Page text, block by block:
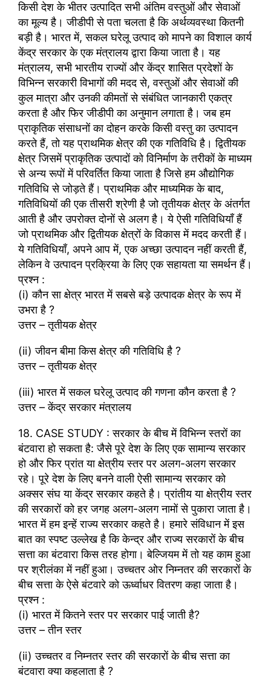
किसी देश के भीतर उत्पादित सभी अंतिम वस्तुओं और सेवाओं
का मूल्य है। जीडीपी से पता चलता है कि अर्थव्यवस्था कितनी
बड़ी है। भारत में, सकल घरेलू उत्पाद को मापने का विशाल कार्य
केंद्र सरकार के एक मंत्रालय द्वारा किया जाता है। यह
मंत्रालय, सभी भारतीय राज्यों और केंद्र शासित प्रदेशों के
विभिन्न सरकारी विभागों की मदद से, वस्तुओं और सेवाओं की
कुल मात्रा और उनकी कीमतों से संबंधित जानकारी एकत्र
करता है और फिर जीडीपी का अनुमान लगाता है। जब हम
प्राकृतिक संसाधनों का दोहन करके किसी वस्तु का उत्पादन
करते हैं, तो यह प्राथमिक क्षेत्र की एक गतिविधि है। द्वितीयक
क्षेत्र जिसमें प्राकृतिक उत्पादों को विनिर्माण के तरीकों के माध्यम
से अन्य रूपों में परिवर्तित किया जाता है जिसे हम औद्योगिक
गतिविधि से जोड़ते हैं। प्राथमिक और माध्यमिक के बाद,
गतिविधियों की एक तीसरी श्रेणी है जो तृतीयक क्षेत्र के अंतर्गत
आती है और उपरोक्त दोनों से अलग है। ये ऐसी गतिविधियाँ हैं
जो प्राथमिक और द्वितीयक क्षेत्रों के विकास में मदद करती हैं।
ये गतिविधियाँ, अपने आप में, एक अच्छा उत्पादन नहीं करती हैं,
लेकिन वे उत्पादन प्रक्रिया के लिए एक सहायता या समर्थन हैं।
प्रश्न :
(i) कौन सा क्षेत्र भारत में सबसे बड़े उत्पादक क्षेत्र के रूप में
उभरा है ?
उत्तर – तृतीयक क्षेत्र
(ii) जीवन बीमा किस क्षेत्र की गतिविधि है ?
उत्तर – तृतीयक क्षेत्र
(iii) भारत में सकल घरेलू उत्पाद की गणना कौन करता है ?
उत्तर – केंद्र सरकार मंत्रालय
18. CASE STUDY : सरकार के बीच में विभिन्न स्तरों का
बंटवारा हो सकता है: जैसे पूरे देश के लिए एक सामान्य सरकार
हो और फिर प्रांत या क्षेत्रीय स्तर पर अलग-अलग सरकार
रहे। पूरे देश के लिए बनने वाली ऐसी सामान्य सरकार को
अक्सर संघ या केंद्र सरकार कहते है। प्रांतीय या क्षेत्रीय स्तर
की सरकारों को हर जगह अलग-अलग नामों से पुकारा जाता है।
भारत में हम इन्हें राज्य सरकार कहते है। हमारे संविधान में इस
बात का स्पष्ट उल्लेख है कि केन्द्र और राज्य सरकारों के बीच
सत्ता का बंटवारा किस तरह होगा। बेल्जियम में तो यह काम हुआ
पर श्रीलंका में नहीं हुआ। उच्चतर ओर निम्नतर की सरकारों के
बीच सत्ता के ऐसे बंटवारे को ऊर्ध्वाधर वितरण कहा जाता है।
प्रश्न :
(i) भारत में कितने स्तर पर सरकार पाई जाती है?
उत्तर – तीन स्तर
(ii) उच्चतर व निम्नतर स्तर की सरकारों के बीच सत्ता का
बंटवारा क्या कहलाता है ?